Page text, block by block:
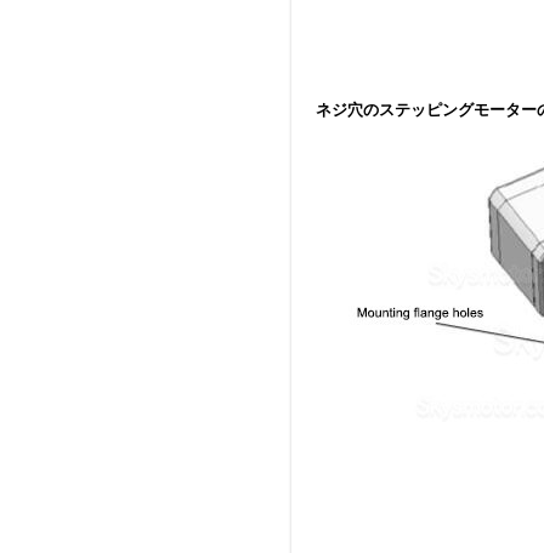
ネジ穴のステッピングモーター